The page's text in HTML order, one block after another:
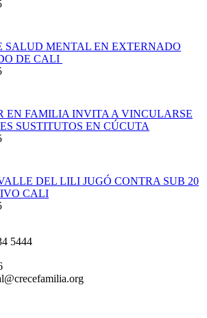
SALUD MENTAL EN EXTERNADO
DE CALI
EN FAMILIA INVITA A VINCULARSE
SUSTITUTOS EN CÚCUTA
DEL LILI JUGÓ CONTRA SUB 20
CALI
5444